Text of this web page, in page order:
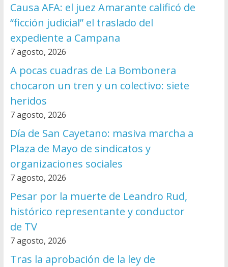
Causa AFA: el juez Amarante calificó de
“ficción judicial” el traslado del
expediente a Campana
7 agosto, 2026
A pocas cuadras de La Bombonera
chocaron un tren y un colectivo: siete
heridos
7 agosto, 2026
Día de San Cayetano: masiva marcha a
Plaza de Mayo de sindicatos y
organizaciones sociales
7 agosto, 2026
Pesar por la muerte de Leandro Rud,
histórico representante y conductor
de TV
7 agosto, 2026
Tras la aprobación de la ley de